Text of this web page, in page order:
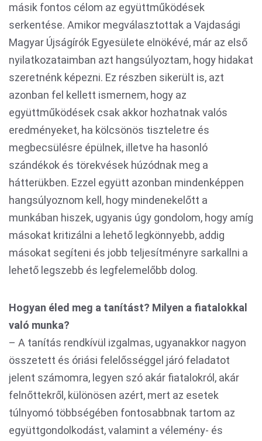
másik fontos célom az együttműködések
serkentése. Amikor megválasztottak a Vajdasági
Magyar Újságírók Egyesülete elnökévé, már az első
nyilatkozataimban azt hangsúlyoztam, hogy hidakat
szeretnénk képezni. Ez részben sikerült is, azt
azonban fel kellett ismernem, hogy az
együttműködések csak akkor hozhatnak valós
eredményeket, ha kölcsönös tiszteletre és
megbecsülésre épülnek, illetve ha hasonló
szándékok és törekvések húzódnak meg a
hátterükben. Ezzel együtt azonban mindenképpen
hangsúlyoznom kell, hogy mindenekelőtt a
munkában hiszek, ugyanis úgy gondolom, hogy amíg
másokat kritizálni a lehető legkönnyebb, addig
másokat segíteni és jobb teljesítményre sarkallni a
lehető legszebb és legfelemelőbb dolog.
Hogyan éled meg a tanítást? Milyen a fiatalokkal
való munka?
– A tanítás rendkívül izgalmas, ugyanakkor nagyon
összetett és óriási felelősséggel járó feladatot
jelent számomra, legyen szó akár fiatalokról, akár
felnőttekről, különösen azért, mert az esetek
túlnyomó többségében fontosabbnak tartom az
együttgondolkodást, valamint a vélemény- és